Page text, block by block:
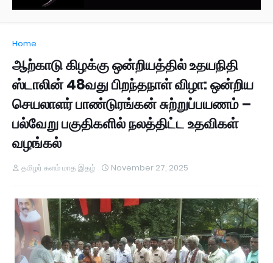
Home
ஆற்காடு கிழக்கு ஒன்றியத்தில் உதயநிதி
ஸ்டாலின் 48வது பிறந்தநாள் விழா: ஒன்றிய
செயலாளர் பாண்டுரங்கன் சுற்றுப்பயணம் –
பல்வேறு பகுதிகளில் நலத்திட்ட உதவிகள்
வழங்கல்
தமிழர் களம் மாத இதழ் November 27, 2025